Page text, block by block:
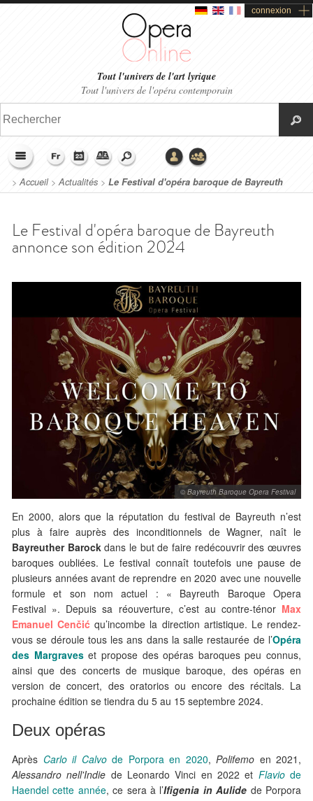
connexion
Tout l'univers de l'art lyrique
Tout l'univers de l'opéra contemporain
>Accueil>Actualités > Le Festival d'opéra baroque de Bayreuth
annonce son édition 2024
Le Festival d'opéra baroque de Bayreuth
annonce son édition 2024
© Bayreuth Baroque Opera Festival
En 2000, alors que la réputation du festival de Bayreuth n’est
plus à faire auprès des inconditionnels de Wagner, naît le
Bayreuther Barockdans le but de faire redécouvrir des œuvres
baroques oubliées. Le festival connaît toutefois une pause de
plusieurs années avant de reprendre en 2020 avec une nouvelle
formule et son nom actuel : « Bayreuth Baroque Opera
Festival ». Depuis sa réouverture, c’est au contre-ténor Max
Emanuel Cenčić qu’incombe la direction artistique. Le rendez-
vous se déroule tous les ans dans la salle restaurée de l’Opéra
des Margraveset propose des opéras baroques peu connus,
ainsi que des concerts de musique baroque, des opéras en
version de concert, des oratorios ou encore des récitals. La
prochaine édition se tiendra du 5 au 15 septembre 2024.
Deux opéras
Après Carlo il Calvode Porpora en 2020, Polifemo en 2021,
Alessandro nell'Indie de Leonardo Vinci en 2022 et Flaviode
Haendel cette année, ce sera à l’Ifigenia in Aulide de Porpora